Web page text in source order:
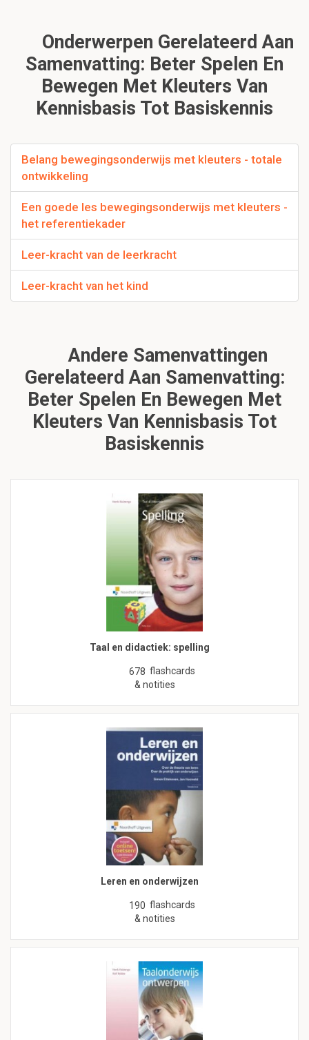
Onderwerpen Gerelateerd Aan
Samenvatting: Beter Spelen En
Bewegen Met Kleuters Van
Kennisbasis Tot Basiskennis
Belang bewegingsonderwijs met kleuters - totale
ontwikkeling
Een goede les bewegingsonderwijs met kleuters -
het referentiekader
Leer-kracht van de leerkracht
Leer-kracht van het kind
Andere Samenvattingen
Gerelateerd Aan Samenvatting:
Beter Spelen En Bewegen Met
Kleuters Van Kennisbasis Tot
Basiskennis
Taal en didactiek: spelling
678 flashcards
& notities
Leren en onderwijzen
190 flashcards
& notities